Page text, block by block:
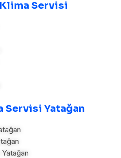
Servisi
Servisi Yatağan